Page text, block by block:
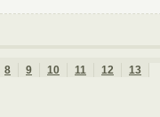
8 9 10 11 12 13